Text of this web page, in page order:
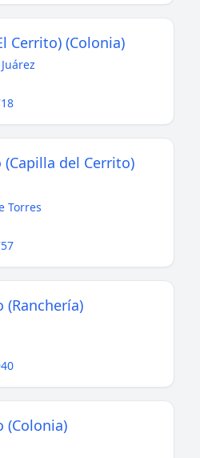
Cerrito) (Colonia)
(Capilla del Cerrito)
Torres
(Ranchería)
(Colonia)